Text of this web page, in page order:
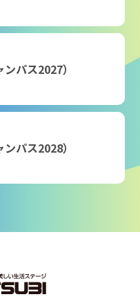
パス2027）
パス2028）